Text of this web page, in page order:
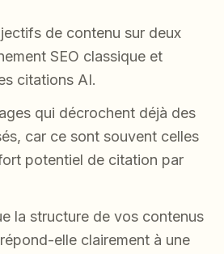
de contenu sur deux
SEO classique et
citations AI.
qui décrochent déjà des
car ce sont souvent celles
potentiel de citation par
la structure de vos contenus
elle clairement à une